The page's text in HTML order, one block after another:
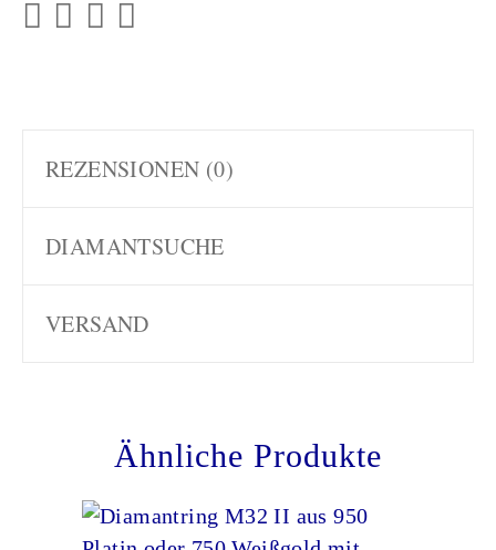
REZENSIONEN (0)
DIAMANTSUCHE
VERSAND
Ähnliche Produkte